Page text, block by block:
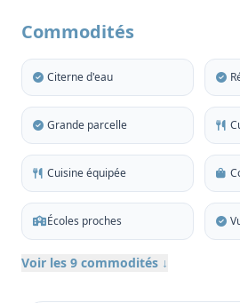
proche de l'excellente sélection
cafés, magasins et services
La maison a besoin d'une
qui représente une opportunité
les acheteurs, les investisseurs
cherchant à ajouter de la valeur
résidence sur mesure adaptée
personnelles. Le terrain
d'espace pour améliorer les
extérieurs, créer de beaux
Commodités
Citerne d'eau
Grande parcelle
Cuisine équipée
Écoles proches
Voir les 9 commodités ↓